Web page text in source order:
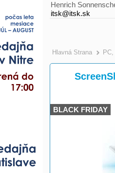
Henrich
itsk@itsk.sk
Hlavná Strana
BLACK FRIDAY